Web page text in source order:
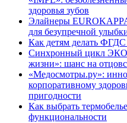
здоровья зубов
Элайнеры
для безупречной
Как детям делать ФГДС
Синхронный цикл ЭКО
жизни»: шанс на
«Медосмотры.ру»:
корпоративному
пригодности
Как выбрать
функциональности